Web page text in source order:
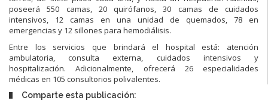
poseerá 550 camas, 20 quirófanos, 30 camas de cuidados
intensivos, 12 camas en una unidad de quemados, 78 en
emergencias y 12 sillones para hemodiálisis.
Entre los servicios que brindará el hospital está: atención
ambulatoria, consulta externa, cuidados intensivos y
hospitalización. Adicionalmente, ofrecerá 26 especialidades
médicas en 105 consultorios polivalentes.
Comparte esta publicación: